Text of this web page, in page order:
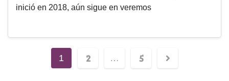
inició en 2018, aún sigue en veremos
1 2 … 5